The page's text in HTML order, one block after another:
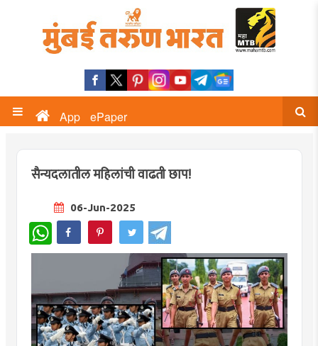
App ePaper
सैन्यदलातील महिलांची वाढती छाप!
06-Jun-2025
WhatsApp